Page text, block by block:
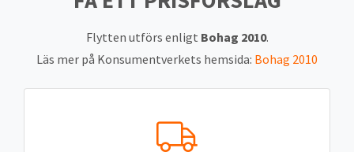
klokt att vara ute i god tid om du ska boka flyttfirma.
Kontakta gärna oss om du har frågor angående flytten
Flytten utförs enligt Bohag 2010.
Läs mer på Konsumentverkets hemsida: Bohag 2010